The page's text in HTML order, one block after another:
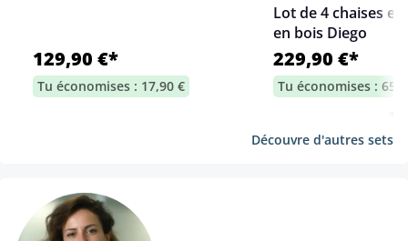
129,90 €*
Tu économises : 17,90 €
Lot de 4 chaises
en bois Diego
229,90 €*
Tu économises :
Découvre d'autres sets